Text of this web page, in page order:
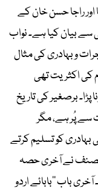
اور راجا حسن خان کے
سے بیان کیا ہے۔ نواب
و بہادری کی مثال
کی اکثریت تھی
برصغیر کی تاریخ
سے پُر ہے، مگر
کو تسلیم کرتے
مصنف نے آخری حصہ
باب ’’بابائے اردو